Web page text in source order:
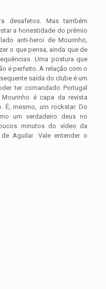
desafetos. Mas também
a honestidade do prêmio
anti-heroi de Mourinho,
o que pensa, ainda que de
Uma postura que
é perfeito. A relação com o
saída do clube é um
ter comandado Portugal
é capa da revista
É, mesmo, um rockstar. Do
um verdadeiro deus no
minutos do vídeo da
Aguilar. Vale entender o